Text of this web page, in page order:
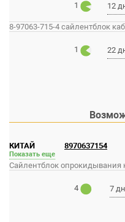
1 12
8-97063-715-4 сайлентблок
1 22
КИТАЙ
Показать еще
8970637154
Сайлентблок опрокидывания
4 7